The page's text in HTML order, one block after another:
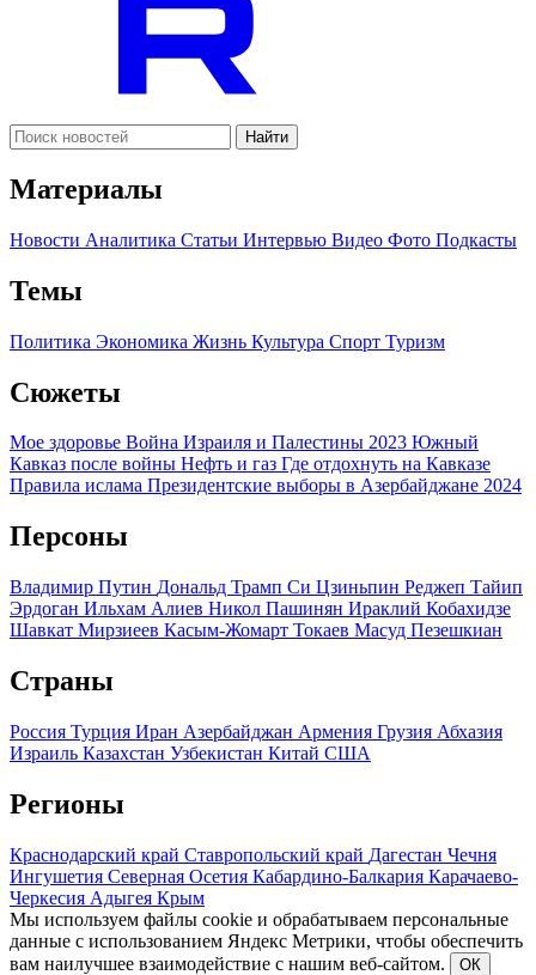
Найти
Материалы
Новости Аналитика Статьи Интервью Видео Фото Подкасты
Темы
Политика Экономика Жизнь Культура Спорт Туризм
Сюжеты
Мое здоровье Война Израиля и Палестины 2023 Южный
Кавказ после войны Нефть и газ Где отдохнуть на Кавказе
Правила ислама Президентские выборы в Азербайджане 2024
Персоны
Владимир Путин Дональд Трамп Си Цзиньпин Реджеп Тайип
Эрдоган Ильхам Алиев Никол Пашинян Ираклий Кобахидзе
Шавкат Мирзиеев Касым-Жомарт Токаев Масуд Пезешкиан
Страны
Россия Турция Иран Азербайджан Армения Грузия Абхазия
Израиль Казахстан Узбекистан Китай США
Регионы
Краснодарский край Ставропольский край Дагестан Чечня
Ингушетия Северная Осетия Кабардино-Балкария Карачаево-
Черкесия Адыгея Крым
Мы используем файлы cookie и обрабатываем персональные
данные с использованием Яндекс Метрики, чтобы обеспечить
вам наилучшее взаимодействие с нашим веб-сайтом.
ОК